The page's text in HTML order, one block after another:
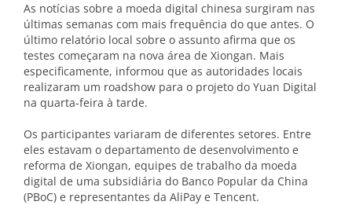
As notícias sobre a moeda digital chinesa surgiram nas
últimas semanas com mais frequência do que antes. O
último relatório local sobre o assunto afirma que os
testes começaram na nova área de Xiongan. Mais
especificamente, informou que as autoridades locais
realizaram um roadshow para o projeto do Yuan Digital
na quarta-feira à tarde.
Os participantes variaram de diferentes setores. Entre
eles estavam o departamento de desenvolvimento e
reforma de Xiongan, equipes de trabalho da moeda
digital de uma subsidiária do Banco Popular da China
(PBoC) e representantes da AliPay e Tencent.